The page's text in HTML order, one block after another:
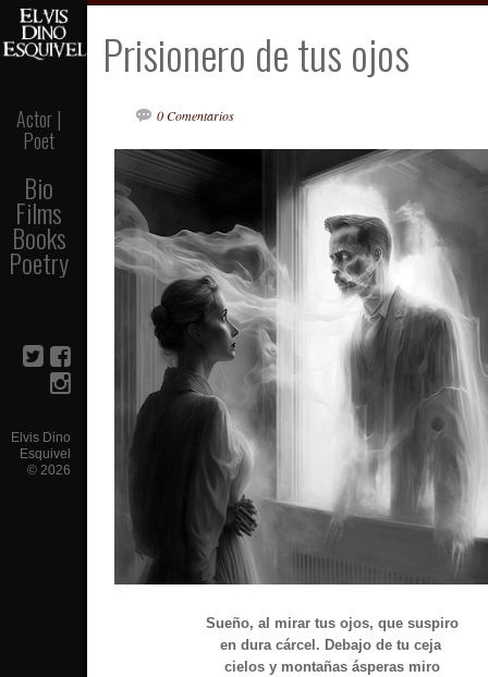
Actor |
Poet
Bio
Films
Books
Poetry
Elvis Dino
Esquivel
© 2026
Prisionero de tus ojos
0 Comentarios
Sueño, al mirar tus ojos, que suspiro
en dura cárcel. Debajo de tu ceja
cielos y montañas ásperas miro